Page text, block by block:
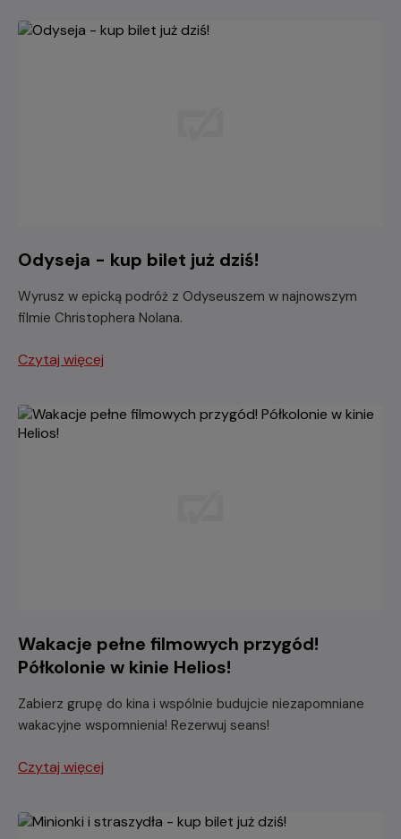
Odyseja - kup bilet już dziś!
Wyrusz w epicką podróż z Odyseuszem w najnowszym
filmie Christophera Nolana.
Czytaj więcej
Wakacje pełne filmowych przygód!
Półkolonie w kinie Helios!
Zabierz grupę do kina i wspólnie budujcie niezapomniane
wakacyjne wspomnienia! Rezerwuj seans!
Czytaj więcej